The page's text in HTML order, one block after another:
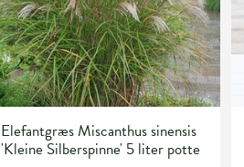
Elefantgræs Miscanthus sinensis
'Kleine Silberspinne' 5 liter potte